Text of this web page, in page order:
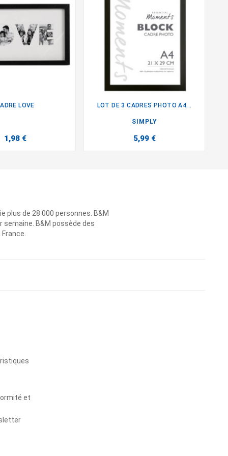
LOVE
1,98 €
LOT DE 3 CADRES PHOTO A4...
SIMPLY
5,99 €
plus de 28 000 personnes. B&M
B&M possède des
et